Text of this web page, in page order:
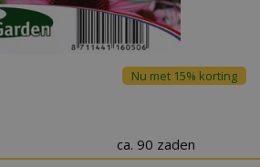
Nu met 15% korting
ca. 90 zaden